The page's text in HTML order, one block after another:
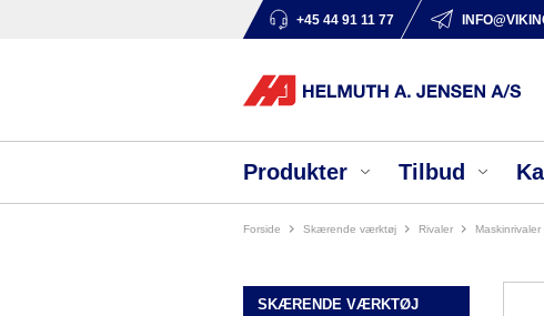
+45 44 91 11 77
Produkter Tilbud
Forside skærende værktøj rivaler
SKÆRENDE VÆRKTØJ